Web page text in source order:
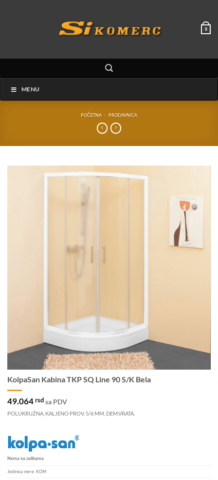
0
MENU
POČETNA » PRODAVNICA
KolpaSan Kabina TKP SQ Line 90 S/K Bela
49.064rsdsa PDV
POLUKRUŽNA, KALJENO PROV. 5/6 MM, DEM.VRATA,
Nema na zalihama
Jedinica mere: KOM